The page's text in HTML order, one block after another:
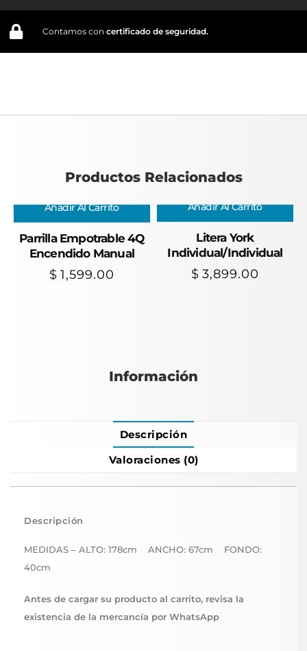
Contamos con certificado de seguridad.
Productos Relacionados
Añadir Al Carrito
Parrilla Empotrable 4Q
Encendido Manual
$ 1,599.00
Añadir Al Carrito
Litera York
Individual/Individual
$ 3,899.00
Información
Descripción
Valoraciones (0)
Descripción
MEDIDAS – ALTO: 178cm ANCHO: 67cm FONDO:
40cm
Antes de cargar su producto al carrito, revisa la
existencia de la mercancía por WhatsApp